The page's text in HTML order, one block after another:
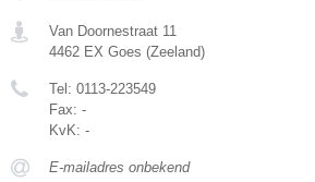
Van Doornestraat 11
4462 EX Goes (Zeeland)
Tel: 0113-223549
Fax: -
KvK: -
E-mailadres onbekend